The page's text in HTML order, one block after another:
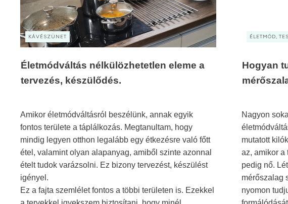
KÁVÉSZÜNET
Életmódváltás nélkülözhetetlen eleme a
tervezés, készülődés.
Amikor életmódváltásról beszélünk, annak egyik
fontos területe a táplálkozás. Megtanultam, hogy
mindig legyen otthon legalább egy étkezésre való főtt
étel, valamint olyan alapanyag, amiből szinte azonnal
ételt tudok varázsolni. Ez bizony tervezést, készülést
igényel.
Ez a fajta szemlélet fontos a többi területen is. Ezekkel
ÉLETMÓD,
Hogyan
Nagyon
mutatott
az, amikor a
pedig nő.
mérőszalag
nyomon